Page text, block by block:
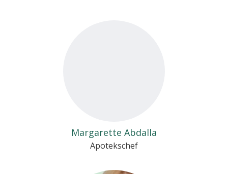
Margarette Abdalla
Apotekschef